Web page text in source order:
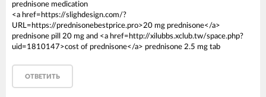
prednisone medication
<a href=https://slighdesign.com/?
URL=https://prednisonebestprice.pro>20 mg prednisone</a>
prednisone pill 20 mg and <a href=http://xilubbs.xclub.tw/space.php?
uid=1810147>cost of prednisone</a> prednisone 2.5 mg tab
ОТВЕТИТЬ